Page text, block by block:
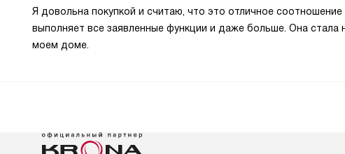
Я довольна покупкой и считаю, что это отличное
выполняет все заявленные функции и даже больше. Она
моем доме.